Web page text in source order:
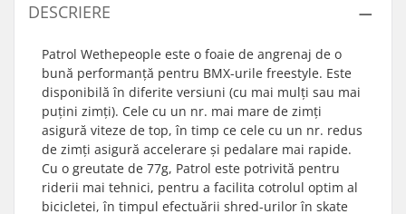
DESCRIERE
Patrol Wethepeople este o foaie de angrenaj de o
bună performanță pentru BMX-urile freestyle. Este
disponibilă în diferite versiuni (cu mai mulți sau mai
puțini zimți). Cele cu un nr. mai mare de zimți
asigură viteze de top, în timp ce cele cu un nr. redus
de zimți asigură accelerare și pedalare mai rapide.
Cu o greutate de 77g, Patrol este potrivită pentru
riderii mai tehnici, pentru a facilita cotrolul optim al
bicicletei, în timpul efectuării shred-urilor în skate